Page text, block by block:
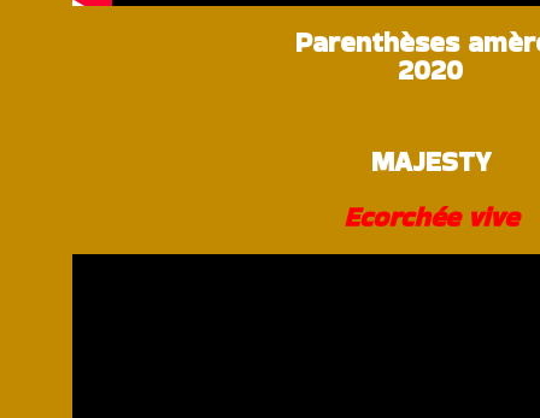
Parenthèses
2020
MAJESTY
Ecorchée vive